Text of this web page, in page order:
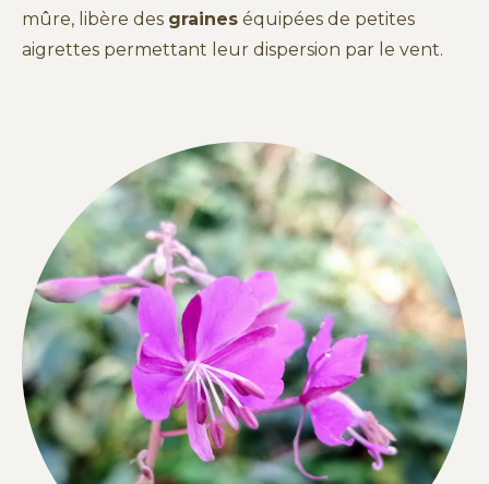
mûre, libère des graines équipées de petites
aigrettes permettant leur dispersion par le vent.